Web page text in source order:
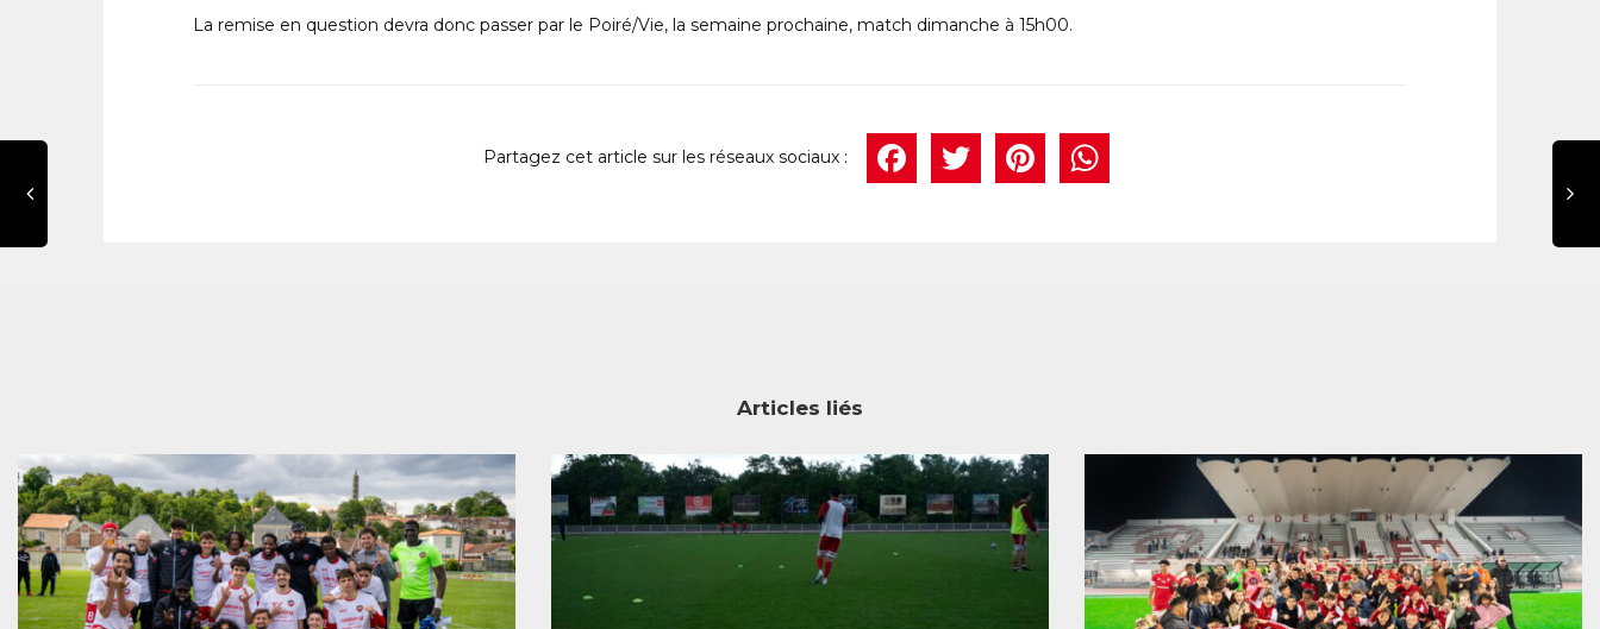
La remise en question devra donc passer par le Poiré/Vie, la semaine prochaine, match dimanche à 15h00.
Facebook
TwitterPinterest
Articles liés